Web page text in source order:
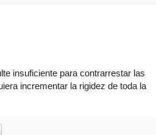
insuficiente para contrarrestar las
incrementar la rigidez de toda la